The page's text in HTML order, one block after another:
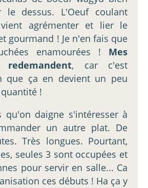
le dessus. L'Oeuf coulant
vient agrémenter et lier le
gourmand ! Je n'en fais que
enamourées ! Mes
, car c'est
que ça en devient un peu
!
qu'on daigne s'intéresser à
un autre plat. De
Très longues. Pourtant,
seules 3 sont occupées et
pour servir en salle... Ca
ces débuts ! Ha ça y